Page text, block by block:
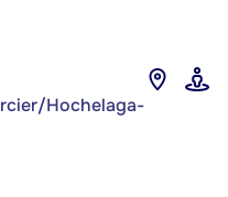
Hochelaga-